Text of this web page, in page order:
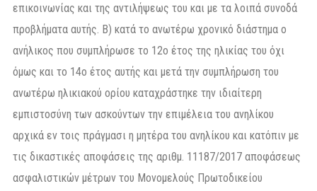
επικοινωνίας και της αντιλήψεως του και με τα λοιπά συνοδά
προβλήματα αυτής. Β) κατά το ανωτέρω χρονικό διάστημα ο
ανήλικος που συμπλήρωσε το 12ο έτος της ηλικίας του όχι
όμως και το 14ο έτος αυτής και μετά την συμπλήρωση του
ανωτέρω ηλικιακού ορίου καταχράστηκε την ιδιαίτερη
εμπιστοσύνη των ασκούντων την επιμέλεια του ανηλίκου
αρχικά εν τοις πράγμασι η μητέρα του ανηλίκου και κατόπιν με
τις δικαστικές αποφάσεις της αριθμ. 11187/2017 αποφάσεως
ασφαλιστικών μέτρων του Μονομελούς Πρωτοδικείου